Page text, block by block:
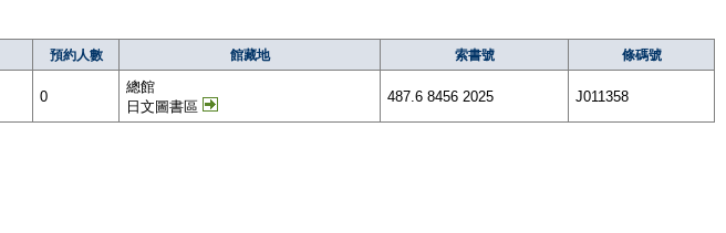
預約人數 館藏地 索書號 條碼號
0
總館
日文圖書區
487.6 8456 2025 J011358